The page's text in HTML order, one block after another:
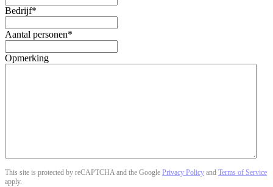
Bedrijf*
Aantal personen*
Opmerking
This site is protected by reCAPTCHA and the Google Privacy Policy and Terms of Service
apply.